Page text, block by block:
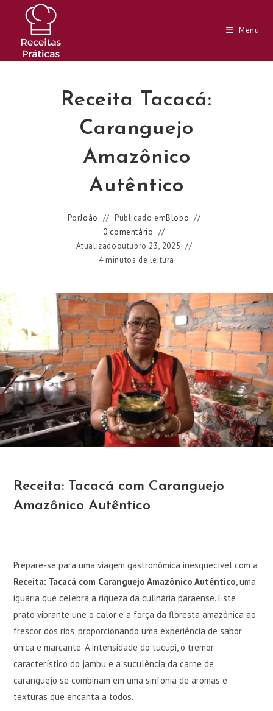
conteúdo
Menu
Receita Tacacá:
Caranguejo
Amazônico
Autêntico
PorJoão Publicado emBlobo
0 comentário
Atualizadooutubro 23, 2025
4 minutos de leitura
Receita: Tacacá com Caranguejo
Amazônico Autêntico
Prepare-se para uma viagem gastronômica inesquecível com a
Receita: Tacacá com Caranguejo Amazônico Autêntico, uma
iguaria que celebra a riqueza da culinária paraense. Este
prato vibrante une o calor e a força da floresta amazônica ao
frescor dos rios, proporcionando uma experiência de sabor
única e marcante. A intensidade do tucupi, o tremor
característico do jambu e a suculência da carne de
caranguejo se combinam em uma sinfonia de aromas e
texturas que encanta a todos.